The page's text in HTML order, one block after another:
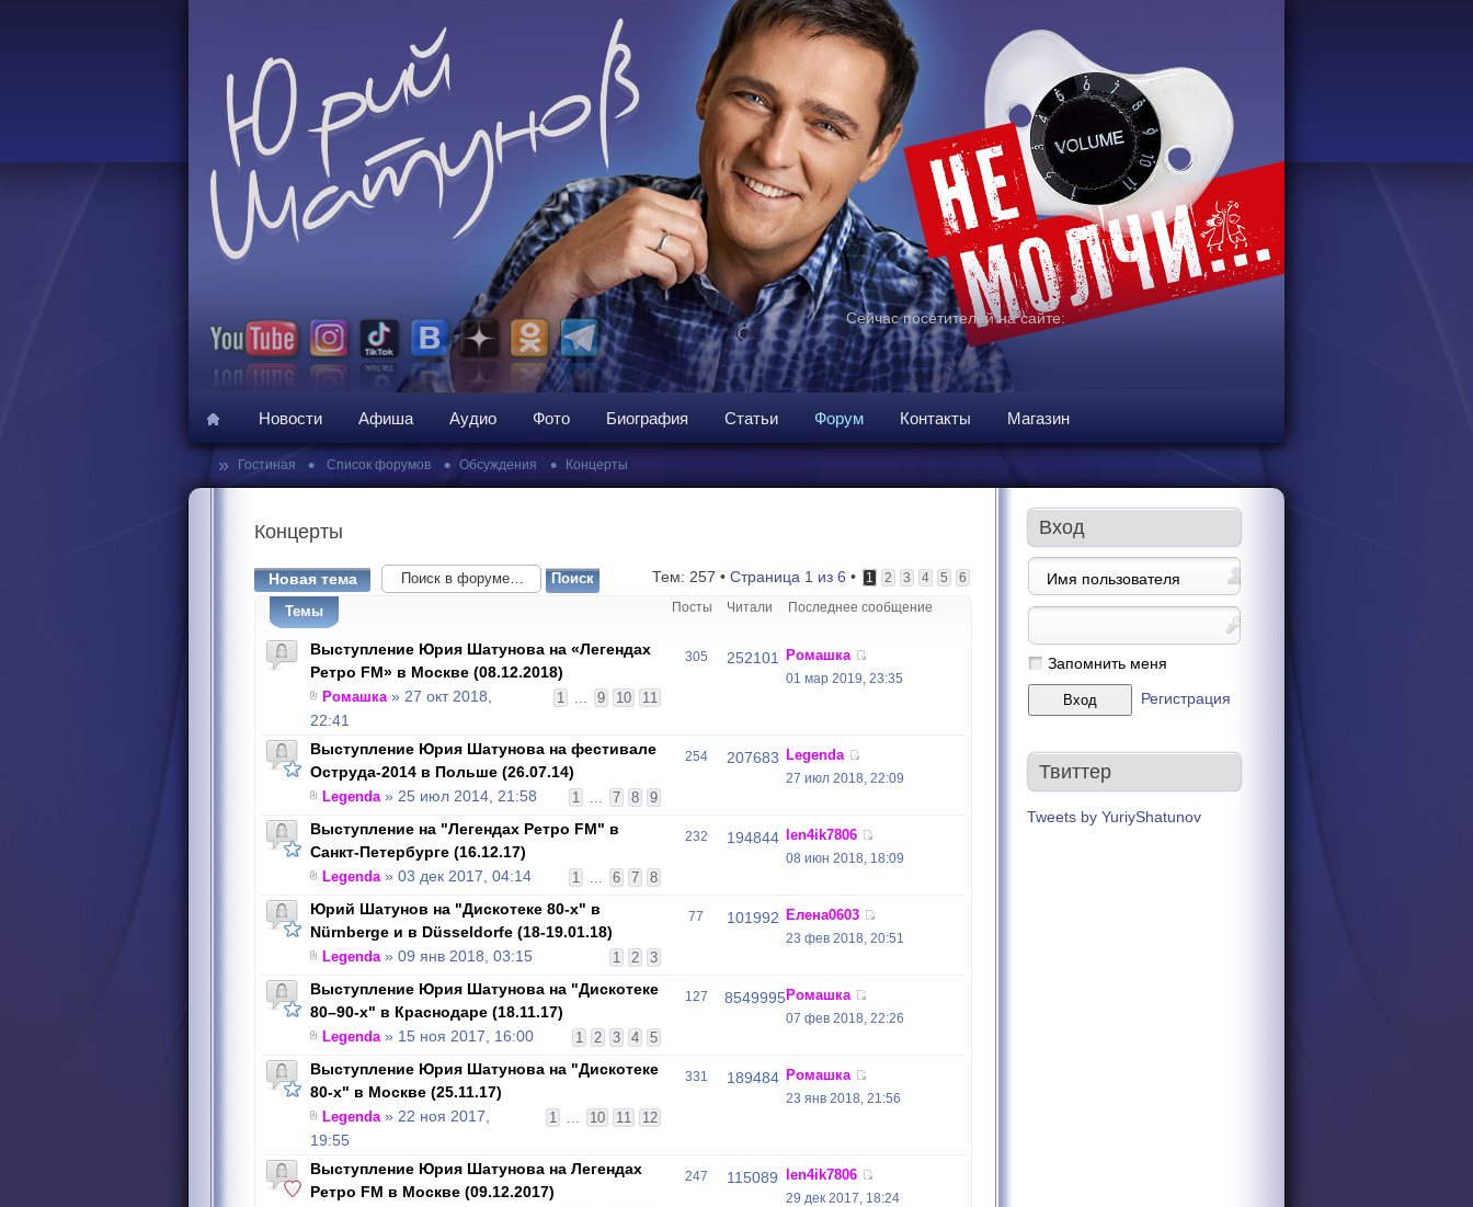
Сейчас посетителей на сайте:
Новости Афиша Аудио Фото Биография Статьи Форум Контакты Магазин
» Гостиная • Список форумов • Обсуждения • Концерты
Концерты
Новая тема Тем: 257 • Страница 1 из 6 • 1 2 3 4 5 6
Темы Посты Читали Последнее сообщение
Выступление Юрия Шатунова на «Легендах
Ретро FM» в Москве (08.12.2018)
1 ... 9 10 11
Ромашка» 27 окт 2018,
22:41
305 252101 Ромашка
01 мар 2019, 23:35
Выступление Юрия Шатунова на фестивале
Оструда-2014 в Польше (26.07.14)
1 ... 7 8 9
Legenda» 25 июл 2014, 21:58
254 207683 Legenda
27 июл 2018, 22:09
Выступление на "Легендах Ретро FM" в
Санкт-Петербурге (16.12.17)
1 ... 6 7 8
Legenda» 03 дек 2017, 04:14
232 194844 len4ik7806
08 июн 2018, 18:09
Юрий Шатунов на "Дискотеке 80-х" в
Nürnbergе и в Düsseldorfе (18-19.01.18)
1 2 3
Legenda» 09 янв 2018, 03:15
77 101992 Елена0603
23 фев 2018, 20:51
Выступление Юрия Шатунова на "Дискотеке
80–90-х" в Краснодаре (18.11.17)
1 2 3 4 5
Legenda» 15 ноя 2017, 16:00
127 8549995 Ромашка
07 фев 2018, 22:26
Выступление Юрия Шатунова на "Дискотеке
80-х" в Москве (25.11.17)
1 ... 10 11 12
Legenda» 22 ноя 2017,
19:55
331 189484 Ромашка
23 янв 2018, 21:56
Выступление Юрия Шатунова на Легендах
Ретро FM в Москве (09.12.2017)
247 115089 len4ik7806
29 дек 2017, 18:24
Вход
Запомнить меня
Регистрация
Твиттер
Tweets by YuriyShatunov